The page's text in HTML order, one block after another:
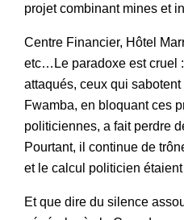
projet combinant mines et
Centre Financier, Hôtel
etc…Le paradoxe est cruel
attaqués, ceux qui
Fwamba, en bloquant ces
politiciennes, a fait perdre
Pourtant, il continue de
et le calcul politicien
Et que dire du silence